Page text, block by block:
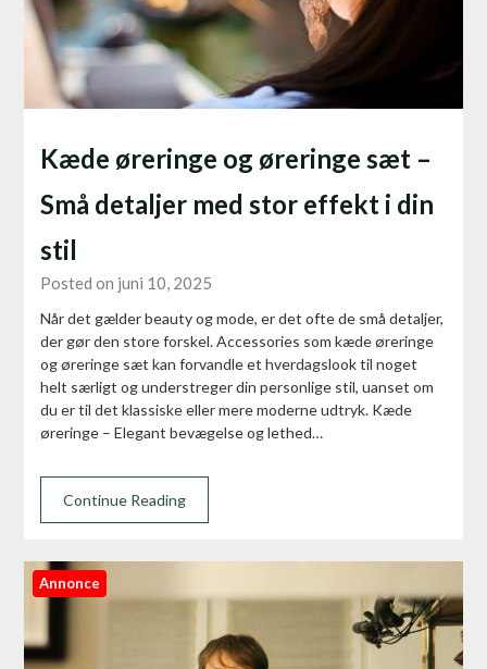
Kæde øreringe og øreringe sæt –
Små detaljer med stor effekt i din
stil
Posted on juni 10, 2025
Når det gælder beauty og mode, er det ofte de små detaljer,
der gør den store forskel. Accessories som kæde øreringe
og øreringe sæt kan forvandle et hverdagslook til noget
helt særligt og understreger din personlige stil, uanset om
du er til det klassiske eller mere moderne udtryk. Kæde
øreringe – Elegant bevægelse og lethed…
Continue Reading
Annonce